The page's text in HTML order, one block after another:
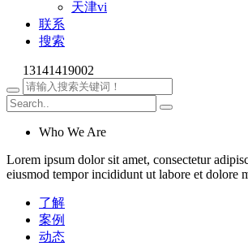
天津vi
联系
搜索
13141419002
Who We Are
Lorem ipsum dolor sit amet, consectetur
eiusmod tempor incididunt ut labore et dolore
了解
案例
动态